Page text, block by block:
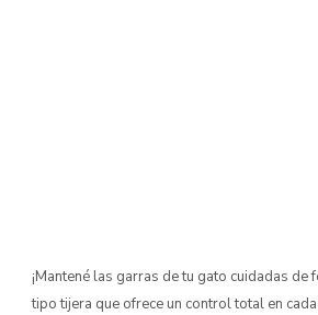
¡Mantené las garras de tu gato cuidadas
tipo tijera que ofrece un control total en